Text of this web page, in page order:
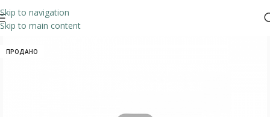
Skip to navigation
Skip to main content
ПРОДАНО